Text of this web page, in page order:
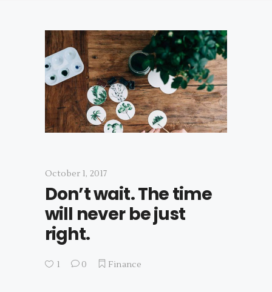
October 1, 2017
Don’t wait. The time
will never be just
right.
1 0 Finance